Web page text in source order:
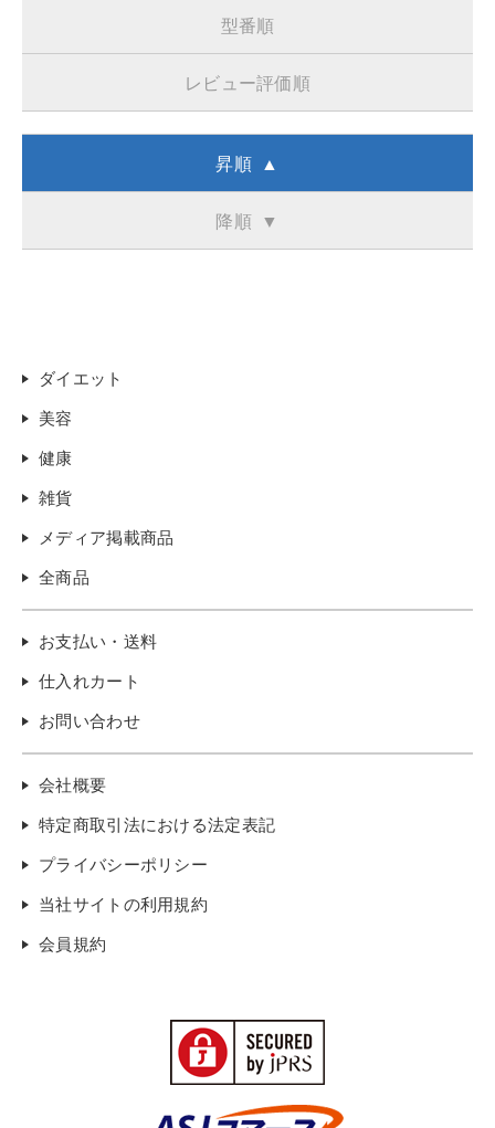
型番順
レビュー評価順
昇順 ▲
降順 ▼
ダイエット
美容
健康
雑貨
メディア掲載商品
全商品
お支払い・送料
仕入れカート
お問い合わせ
会社概要
特定商取引法における法定表記
プライバシーポリシー
当社サイトの利用規約
会員規約